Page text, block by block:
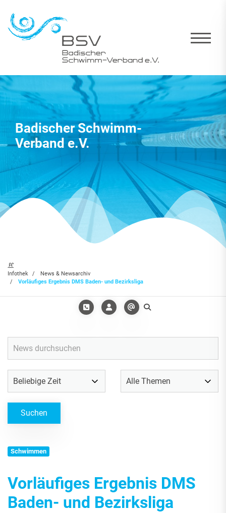
Badischer Schwimm-
Verband e.V.
Infothek
News & Newsarchiv
Vorläufiges Ergebnis DMS Baden- und Bezirksliga
Schwimmen
Vorläufiges Ergebnis DMS
Baden- und Bezirksliga